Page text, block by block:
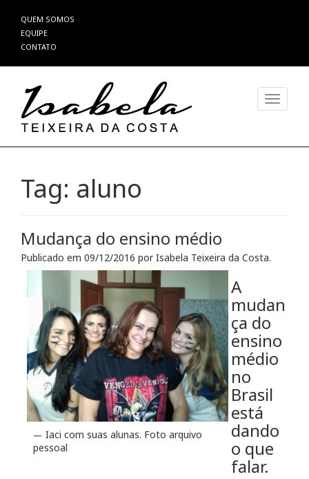
Pular
para
o
QUEM SOMOS
EQUIPE
CONTATO
Tag: aluno
Mudança do ensino médio
Publicado em 09/12/2016 porIsabela Teixeira da Costa.
Iaci com suas alunas. Foto arquivo
pessoal
A
mudan
ça do
ensino
médio
no
Brasil
está
dando
o que
falar.